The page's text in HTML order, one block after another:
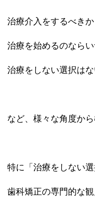
治療介入をするべきか
治療を始めるのなら
治療をしない選択はな
など、様々な角度か
特に「治療をしない
歯科矯正の専門的な